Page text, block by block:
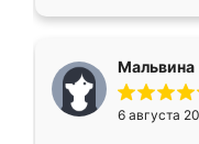
меньше, здесь
Мне нравится
мебели буду
Мальвина
6 августа